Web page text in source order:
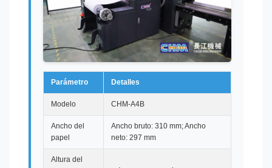
Parámetro Detalles
Modelo CHM-A4B
Ancho del
papel
Ancho bruto: 310 mm; Ancho
neto: 297 mm
Altura del